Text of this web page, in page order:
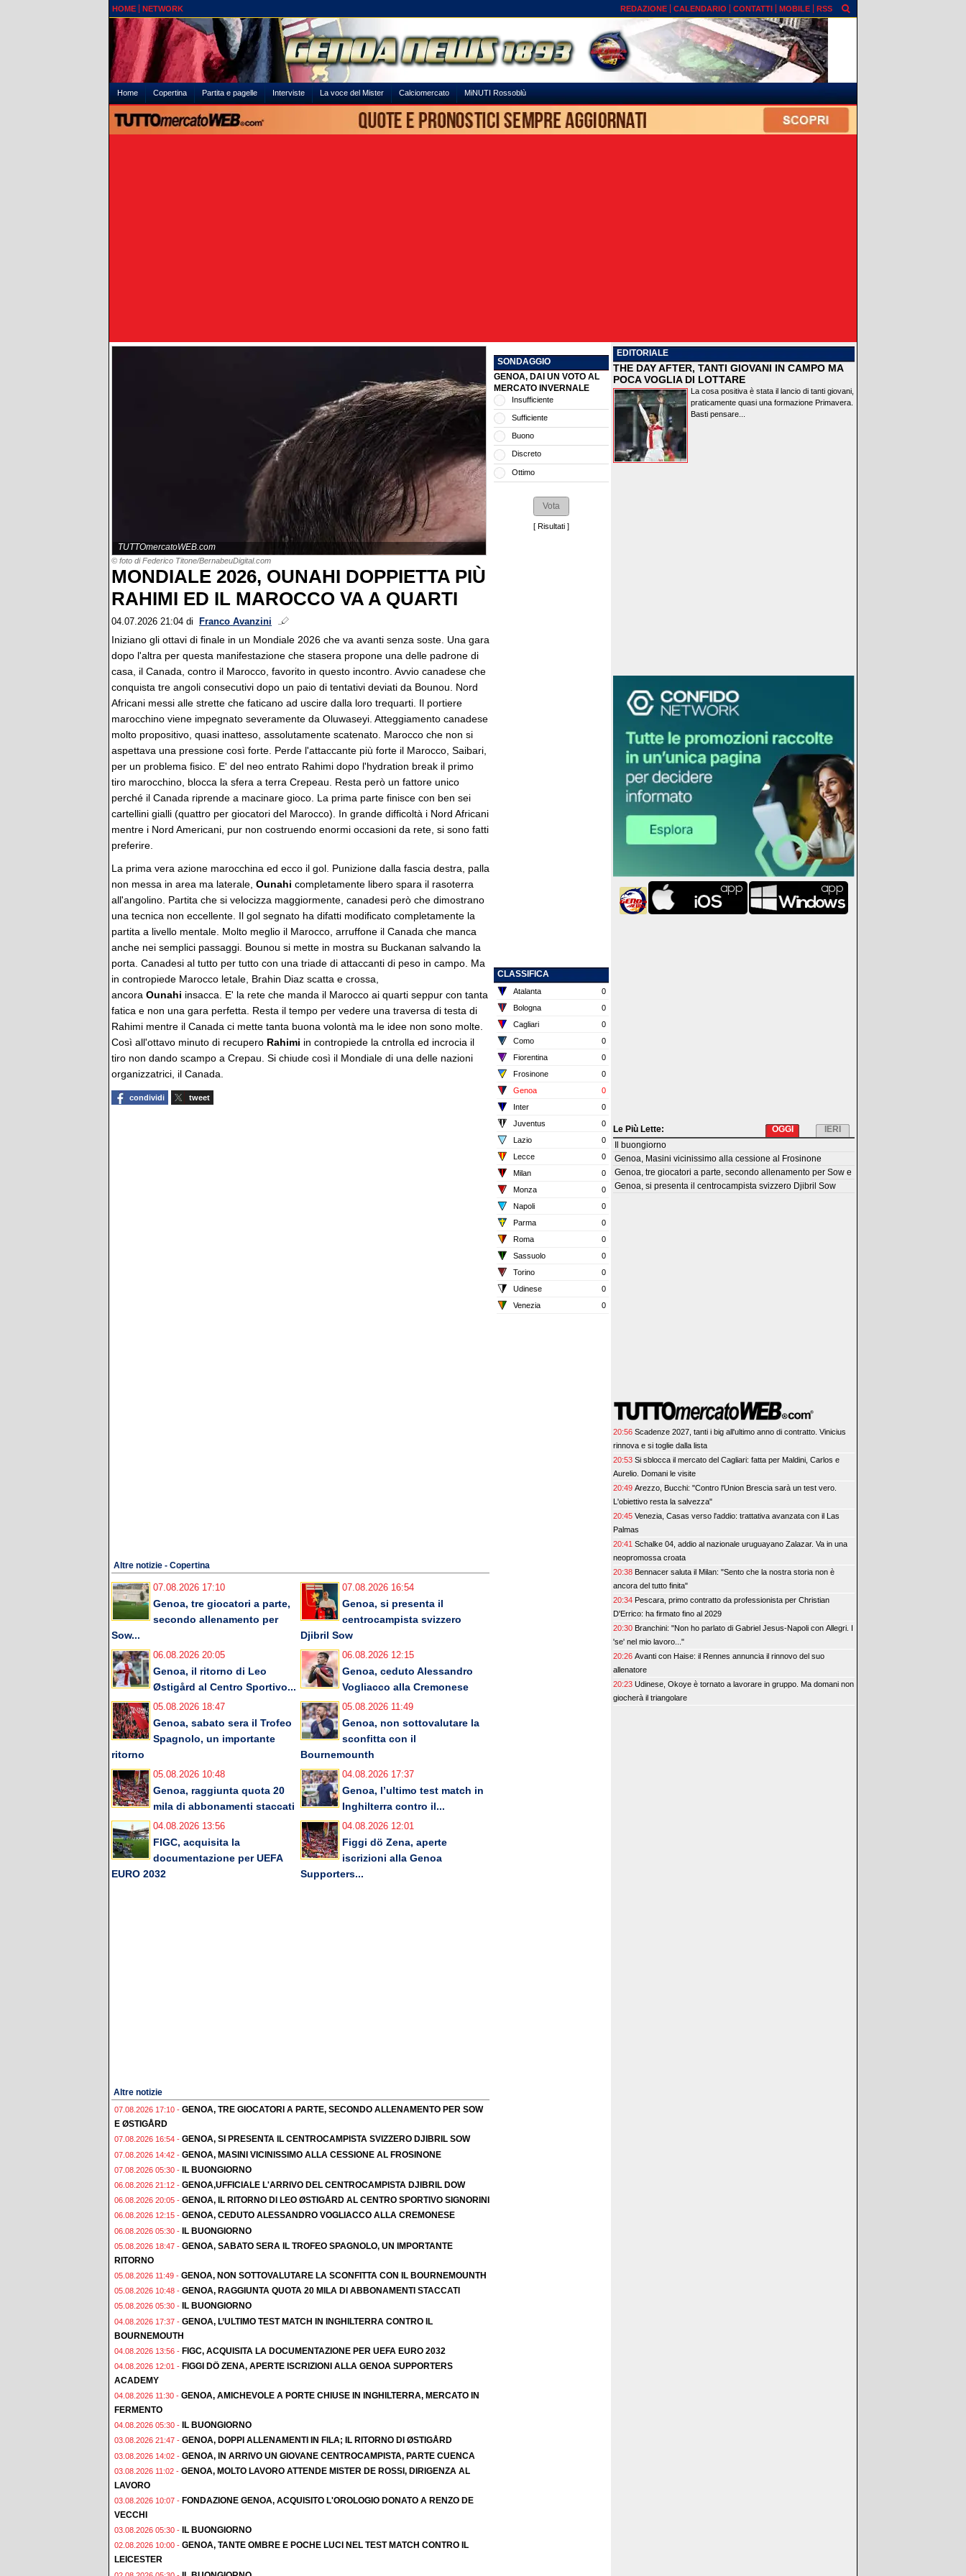
HOME NETWORK REDAZIONE CALENDARIO CONTATTI MOBILE RSS
Home Copertina Partita e pagelle Interviste La voce del Mister Calciomercato MiNUTI Rossoblù
TUTTOmercatoWEB.com
© foto di Federico Titone/BernabeuDigital.com
MONDIALE 2026, OUNAHI DOPPIETTA PIÙ
RAHIMI ED IL MAROCCO VA A QUARTI
04.07.2026 21:04 di Franco Avanzini
Iniziano gli ottavi di finale in un Mondiale 2026 che va avanti senza soste. Una gara
dopo l'altra per questa manifestazione che stasera propone una delle padrone di
casa, il Canada, contro il Marocco, favorito in questo incontro. Avvio canadese che
conquista tre angoli consecutivi dopo un paio di tentativi deviati da Bounou. Nord
Africani messi alle strette che faticano ad uscire dalla loro trequarti. Il portiere
marocchino viene impegnato severamente da Oluwaseyi. Atteggiamento canadese
molto propositivo, quasi inatteso, assolutamente scatenato. Marocco che non si
aspettava una pressione così forte. Perde l'attaccante più forte il Marocco, Saibari,
per un problema fisico. E' del neo entrato Rahimi dopo l'hydration break il primo
tiro marocchino, blocca la sfera a terra Crepeau. Resta però un fattore unico
perché il Canada riprende a macinare gioco. La prima parte finisce con ben sei
cartellini gialli (quattro per giocatori del Marocco). In grande difficoltà i Nord Africani
mentre i Nord Americani, pur non costruendo enormi occasioni da rete, si sono fatti
preferire.
La prima vera azione marocchina ed ecco il gol. Punizione dalla fascia destra, palla
non messa in area ma laterale, Ounahi completamente libero spara il rasoterra
all'angolino. Partita che si velocizza maggiormente, canadesi però che dimostrano
una tecnica non eccellente. Il gol segnato ha difatti modificato completamente la
partita a livello mentale. Molto meglio il Marocco, arruffone il Canada che manca
anche nei semplici passaggi. Bounou si mette in mostra su Buckanan salvando la
porta. Canadesi al tutto per tutto con una triade di attaccanti di peso in campo. Ma
in contropiede Marocco letale, Brahin Diaz scatta e crossa,
ancora Ounahi insacca. E' la rete che manda il Marocco ai quarti seppur con tanta
fatica e non una gara perfetta. Resta il tempo per vedere una traversa di testa di
Rahimi mentre il Canada ci mette tanta buona volontà ma le idee non sono molte.
Così all'ottavo minuto di recupero Rahimi in contropiede la cntrolla ed incrocia il
tiro non dando scampo a Crepau. Si chiude così il Mondiale di una delle nazioni
organizzatrici, il Canada.
condividi tweet
Altre notizie - Copertina
07.08.2026 17:10
Genoa, tre giocatori a parte,
secondo allenamento per
Sow...
07.08.2026 16:54
Genoa, si presenta il
centrocampista svizzero
Djibril Sow
06.08.2026 20:05
Genoa, il ritorno di Leo
Østigård al Centro Sportivo...
06.08.2026 12:15
Genoa, ceduto Alessandro
Vogliacco alla Cremonese
05.08.2026 18:47
Genoa, sabato sera il Trofeo
Spagnolo, un importante
ritorno
05.08.2026 11:49
Genoa, non sottovalutare la
sconfitta con il
Bournemounth
05.08.2026 10:48
Genoa, raggiunta quota 20
mila di abbonamenti staccati
04.08.2026 17:37
Genoa, l’ultimo test match in
Inghilterra contro il...
04.08.2026 13:56
FIGC, acquisita la
documentazione per UEFA
EURO 2032
04.08.2026 12:01
Figgi dö Zena, aperte
iscrizioni alla Genoa
Supporters...
Altre notizie
07.08.2026 17:10 - GENOA, TRE GIOCATORI A PARTE, SECONDO ALLENAMENTO PER SOW
E ØSTIGÅRD
07.08.2026 16:54 - GENOA, SI PRESENTA IL CENTROCAMPISTA SVIZZERO DJIBRIL SOW
07.08.2026 14:42 - GENOA, MASINI VICINISSIMO ALLA CESSIONE AL FROSINONE
07.08.2026 05:30 - IL BUONGIORNO
06.08.2026 21:12 - GENOA,UFFICIALE L'ARRIVO DEL CENTROCAMPISTA DJIBRIL DOW
06.08.2026 20:05 - GENOA, IL RITORNO DI LEO ØSTIGÅRD AL CENTRO SPORTIVO SIGNORINI
06.08.2026 12:15 - GENOA, CEDUTO ALESSANDRO VOGLIACCO ALLA CREMONESE
06.08.2026 05:30 - IL BUONGIORNO
05.08.2026 18:47 - GENOA, SABATO SERA IL TROFEO SPAGNOLO, UN IMPORTANTE
RITORNO
05.08.2026 11:49 - GENOA, NON SOTTOVALUTARE LA SCONFITTA CON IL BOURNEMOUNTH
05.08.2026 10:48 - GENOA, RAGGIUNTA QUOTA 20 MILA DI ABBONAMENTI STACCATI
05.08.2026 05:30 - IL BUONGIORNO
04.08.2026 17:37 - GENOA, L’ULTIMO TEST MATCH IN INGHILTERRA CONTRO IL
BOURNEMOUTH
04.08.2026 13:56 - FIGC, ACQUISITA LA DOCUMENTAZIONE PER UEFA EURO 2032
04.08.2026 12:01 - FIGGI DÖ ZENA, APERTE ISCRIZIONI ALLA GENOA SUPPORTERS
ACADEMY
04.08.2026 11:30 - GENOA, AMICHEVOLE A PORTE CHIUSE IN INGHILTERRA, MERCATO IN
FERMENTO
04.08.2026 05:30 - IL BUONGIORNO
03.08.2026 21:47 - GENOA, DOPPI ALLENAMENTI IN FILA; IL RITORNO DI ØSTIGÅRD
03.08.2026 14:02 - GENOA, IN ARRIVO UN GIOVANE CENTROCAMPISTA, PARTE CUENCA
03.08.2026 11:02 - GENOA, MOLTO LAVORO ATTENDE MISTER DE ROSSI, DIRIGENZA AL
LAVORO
03.08.2026 10:07 - FONDAZIONE GENOA, ACQUISITO L'OROLOGIO DONATO A RENZO DE
VECCHI
03.08.2026 05:30 - IL BUONGIORNO
02.08.2026 10:00 - GENOA, TANTE OMBRE E POCHE LUCI NEL TEST MATCH CONTRO IL
LEICESTER
SONDAGGIO
GENOA, DAI UN VOTO AL
MERCATO INVERNALE
Insufficiente
Sufficiente
Buono
Discreto
Ottimo
[ Risultati ]
CLASSIFICA
Atalanta
0
Bologna
0
Cagliari
0
Como
0
Fiorentina
0
Frosinone
0
Genoa
0
Inter
0
Juventus
0
Lazio
0
Lecce
0
Milan
0
Monza
0
Napoli
0
Parma
0
Roma
0
Sassuolo
0
Torino
0
Udinese
0
Venezia
0
EDITORIALE
THE DAY AFTER, TANTI GIOVANI IN CAMPO MA
POCA VOGLIA DI LOTTARE
La cosa positiva è stata il lancio di tanti giovani,
praticamente quasi una formazione Primavera.
Basti pensare...
Le Più Lette: IERI
OGGI
Il buongiorno
Genoa, Masini vicinissimo alla cessione al Frosinone
Genoa, tre giocatori a parte, secondo allenamento per Sow e
Genoa, si presenta il centrocampista svizzero Djibril Sow
20:56 Scadenze 2027, tanti i big all'ultimo anno di contratto. Vinicius
rinnova e si toglie dalla lista
20:53 Si sblocca il mercato del Cagliari: fatta per Maldini, Carlos e
Aurelio. Domani le visite
20:49 Arezzo, Bucchi: "Contro l'Union Brescia sarà un test vero.
L'obiettivo resta la salvezza"
20:45 Venezia, Casas verso l'addio: trattativa avanzata con il Las
Palmas
20:41 Schalke 04, addio al nazionale uruguayano Zalazar. Va in una
neopromossa croata
20:38 Bennacer saluta il Milan: "Sento che la nostra storia non è
ancora del tutto finita"
20:34 Pescara, primo contratto da professionista per Christian
D'Errico: ha firmato fino al 2029
20:30 Branchini: "Non ho parlato di Gabriel Jesus-Napoli con Allegri. I
'se' nel mio lavoro..."
20:26 Avanti con Haise: il Rennes annuncia il rinnovo del suo
allenatore
20:23 Udinese, Okoye è tornato a lavorare in gruppo. Ma domani non
giocherà il triangolare